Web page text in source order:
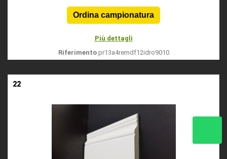
Più dettagli
Riferimento pr13a4remdf12idro9010
22